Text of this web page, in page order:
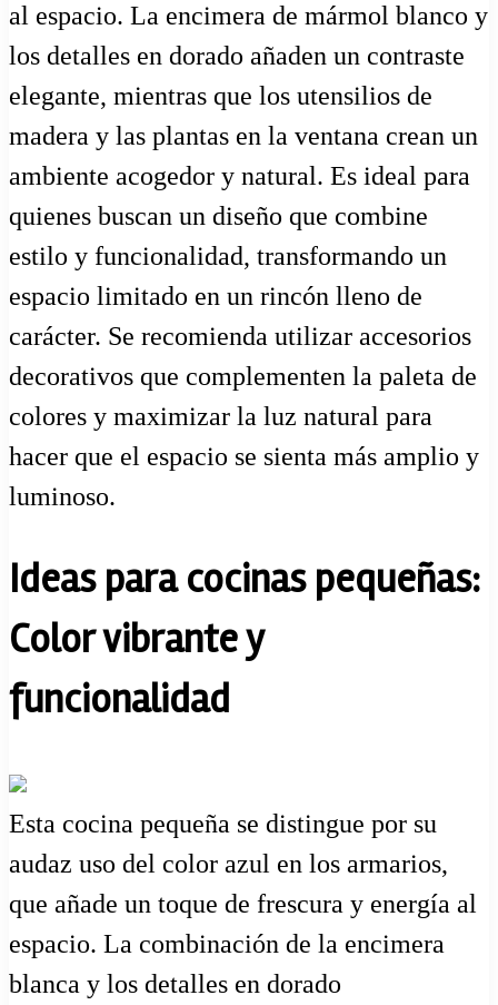
al espacio. La encimera de mármol blanco y
los detalles en dorado añaden un contraste
elegante, mientras que los utensilios de
madera y las plantas en la ventana crean un
ambiente acogedor y natural. Es ideal para
quienes buscan un diseño que combine
estilo y funcionalidad, transformando un
espacio limitado en un rincón lleno de
carácter. Se recomienda utilizar accesorios
decorativos que complementen la paleta de
colores y maximizar la luz natural para
hacer que el espacio se sienta más amplio y
luminoso.
Ideas para cocinas pequeñas:
Color vibrante y
funcionalidad
Esta cocina pequeña se distingue por su
audaz uso del color azul en los armarios,
que añade un toque de frescura y energía al
espacio. La combinación de la encimera
blanca y los detalles en dorado